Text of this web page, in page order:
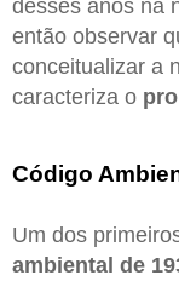
desses anos na
então observar
conceitualizar a
caracteriza o
Código
Um dos
ambiental de